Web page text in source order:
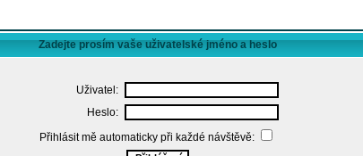
Zadejte prosím vaše uživatelské jméno a heslo
Uživatel:
Heslo:
Přihlásit mě automaticky při každé návštěvě: